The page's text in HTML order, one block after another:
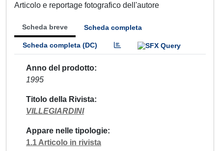
Articolo e reportage fotografico dell'autore
Scheda breve Scheda completa
Scheda completa (DC)
Anno del prodotto
1995
Titolo della Rivista
VILLEGIARDINI
Appare nelle tipologie
1.1 Articolo in rivista